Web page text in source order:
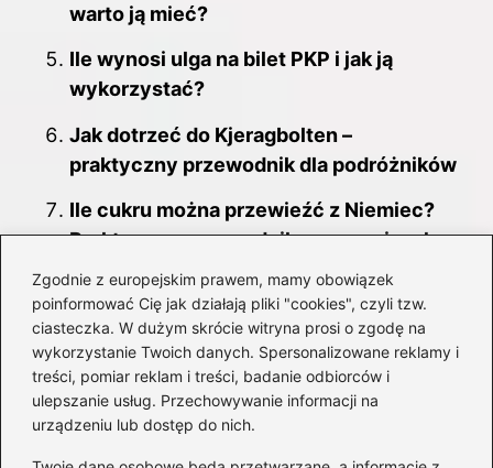
Zgodnie z europejskim prawem, mamy obowiązek
poinformować Cię jak działają pliki "cookies", czyli tzw.
ciasteczka. W dużym skrócie witryna prosi o zgodę na
wykorzystanie Twoich danych. Spersonalizowane reklamy i
treści, pomiar reklam i treści, badanie odbiorców i
ulepszanie usług. Przechowywanie informacji na
urządzeniu lub dostęp do nich.
warto ją mieć?
Ile wynosi ulga na bilet PKP i jak ją
wykorzystać?
Jak dotrzeć do Kjeragbolten –
praktyczny przewodnik dla podróżników
Ile cukru można przewieźć z Niemiec?
Praktyczny przewodnik po przepisach
Jak bezpiecznie wjechać do strefy stanu
wyjątkowego? Przewodnik dla
podróżnych
Albania – kiedy najlepiej zaplanować
wymarzoną podróż?